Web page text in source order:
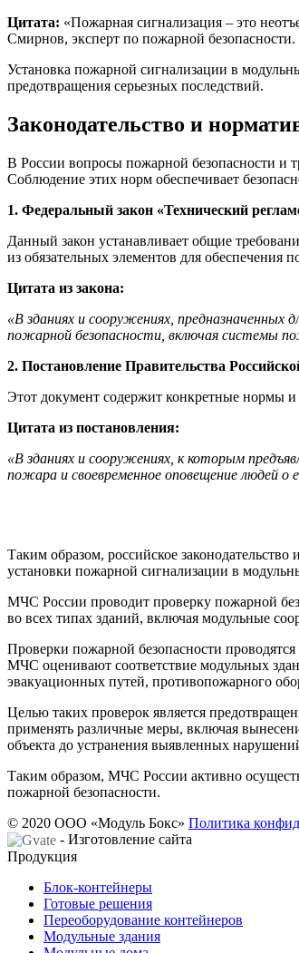
Цитата: «Пожарная сигнализация – это
Смирнов, эксперт по пожарной безопасности.
Установка пожарной сигнализации в
предотвращения серьезных последствий.
Законодательство и
В России вопросы пожарной безопасности и
Соблюдение этих норм обеспечивает
1. Федеральный закон «Технический
Данный закон устанавливает общие
из обязательных элементов для обеспечения
Цитата из закона:
«В зданиях и сооружениях,
пожарной безопасности, включая системы
2. Постановление Правительства
Этот документ содержит конкретные нормы и
Цитата из постановления:
«В зданиях и сооружениях, к которым
пожара и своевременное оповещение людей о
Таким образом, российское
установки пожарной сигнализации в
МЧС России проводит проверку пожарной
во всех типах зданий, включая модульные
Проверки пожарной безопасности
МЧС оценивают соответствие модульных
эвакуационных путей, противопожарного
Целью таких проверок является
применять различные меры, включая
объекта до устранения выявленных
Таким образом, МЧС России активно
пожарной безопасности.
© 2020 ООО «Модуль Бокс» Политика
- Изготовление сайта
Продукция
Блок-контейнеры
Готовые решения
Переоборудование контейнеров
Модульные здания